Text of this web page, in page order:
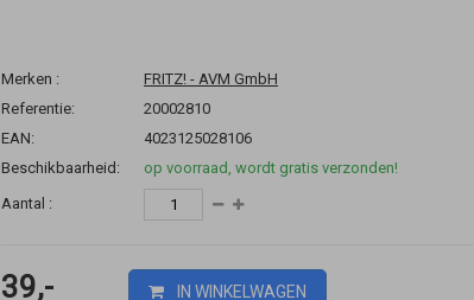
Merken :
FRITZ! - AVM GmbH
Referentie:
20002810
EAN:
4023125028106
Beschikbaarheid:
op voorraad, wordt gratis verzonden!
Aantal :
39,- IN WINKELWAGEN